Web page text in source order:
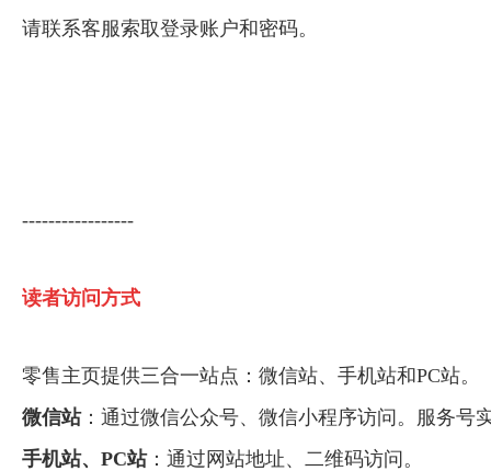
请联系客服索取登录账户和密码。
-----------------
读者访问方式
零售主页提供三合一站点：微信站、手机站和PC站。
微信站：通过微信公众号、微信小程序访问。服务号
手机站、PC站：通过网站地址、二维码访问。